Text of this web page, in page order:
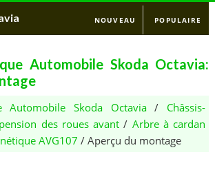
NOUVEAU POPULAIRE
Automobile Skoda Octavia:
Automobile Skoda Octavia/ Châssis-
des roues avant / Arbre à cardan
AVG107 / Aperçu du montage